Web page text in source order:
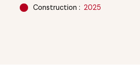
Construction : 2025